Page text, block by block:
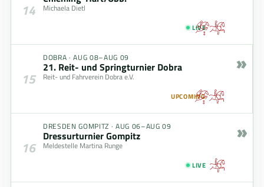
14 Michaela Dietl
LIVE
15
DOBRA ·AUG 08–AUG 09
21. Reit- und Springturnier Dobra
Reit- und Fahrverein Dobra e.V.
UPCOMING
»
16
DRESDEN GOMPITZ · AUG 06–AUG 09
Dressurturnier Gompitz
Meldestelle Martina Runge
LIVE
»